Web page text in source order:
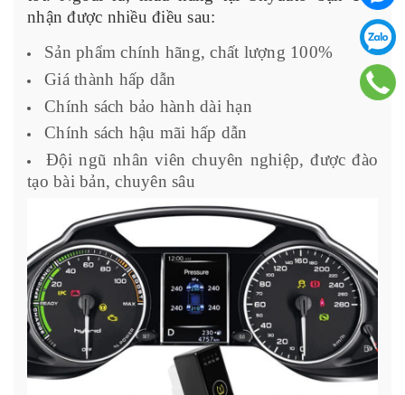
nhận được nhiều điều sau:
Sản phẩm chính hãng, chất lượng 100%
Giá thành hấp dẫn
Chính sách bảo hành dài hạn
Chính sách hậu mãi hấp dẫn
Đội ngũ nhân viên chuyên nghiệp, được đào
tạo bài bản, chuyên sâu